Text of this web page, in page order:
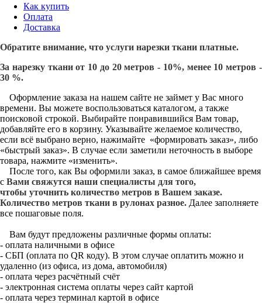
Как купить
Оплата
Доставка
Обратите внимание, что услуги нарезки ткани платные.
За нарезку ткани от 10 до 20 метров - 10%, менее 10 метров -
30 %.
Оформление заказа на нашем сайте не займет у Вас много
времени. Вы можете воспользоваться каталогом, а также
поисковой строкой. Выбирайте понравившийся Вам товар,
добавляйте его в корзину. Указывайте желаемое количество,
если всё выбрано верно, нажимайте «формировать заказ», либо
«быстрый заказ». В случае если заметили неточность в выборе
товара, нажмите «изменить».
После того, как Вы оформили заказ, в самое ближайшее время
с Вами свяжутся наши специалисты для того,
чтобы уточнить количество метров в Вашем заказе.
Количество метров ткани в рулонах разное. Далее заполняете
все пошаговые поля.
Вам будут предложены различные формы оплаты:
- оплата наличными в офисе
- СБП (оплата по QR коду). В этом случае оплатить можно и
удаленно (из офиса, из дома, автомобиля)
- оплата через расчётный счёт
- электронная система оплаты через сайт картой
- оплата через терминал картой в офисе